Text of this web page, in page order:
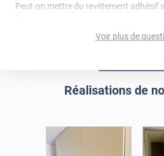
Réalisations de
Utiliser une solution de dépose
revêtement adhésif.
Peut-on mettre du revêtement adhésif
Lisser la surface avec un enduit
Réussir la pose d'un revêtement
Voir plus de